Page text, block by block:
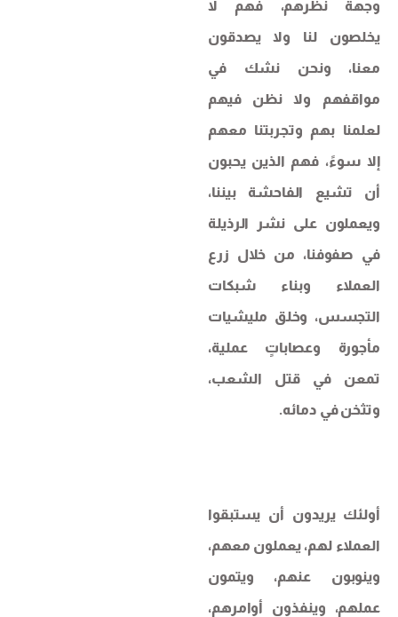
وجهة نظرهم، فهم لا
يخلصون لنا ولا يصدقون
معنا، ونحن نشك في
مواقفهم ولا نظن فيهم
لعلمنا بهم وتجربتنا معهم
إلا سوءً، فهم الذين يحبون
أن تشيع الفاحشة بيننا،
ويعملون على نشر الرذيلة
في صفوفنا، من خلال زرع
العملاء وبناء شبكات
التجسس، وخلق مليشيات
مأجورة وعصاباتٍ عملية،
تمعن في قتل الشعب،
وتثخن في دمائه.
أولئك يريدون أن يستبقوا
العملاء لهم، يعملون معهم،
وينوبون عنهم، ويتمون
عملهم، وينفذون أوامرهم،